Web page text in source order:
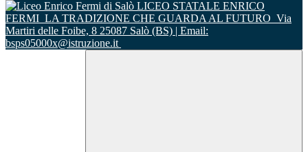
LICEO STATALE ENRICO
FERMI LA TRADIZIONE CHE GUARDA AL FUTURO Via
Martiri delle Foibe, 8 25087 Salò (BS) | Email:
bsps05000x@istruzione.it